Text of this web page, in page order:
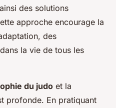
des solutions
approche encourage la
des
la vie de tous les
du judo et la
profonde. En pratiquant